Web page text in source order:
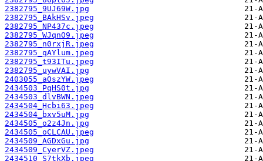
2382795_9UJ69W.jpg
2382795_BAkHSv.jpeg
2382795_NP437c.jpeg
2382795_WJqnO9.jpeg
2382795_n0rxjR.jpeg
2382795_qAYlum.jpeg
2382795_t93ITu.jpeg
2382795_uywVAI.jpg
2403055_aOszYW.jpeg
2434503_PqHS0t.jpg
2434503_dlvBWN.jpeg
2434504_Hcbi63.jpeg
2434504_bxv5uM.jpg
2434505_o2z4Jn.jpg
2434505_oCLCAU.jpeg
2434509_AGDxGu.jpg
2434509_CyerVZ.jpeg
2434510_S7tkXb.jpeg